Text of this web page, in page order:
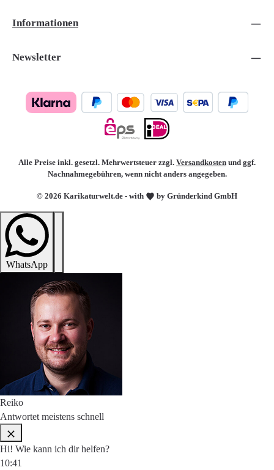
Informationen
Newsletter
© 2026 Karikaturwelt.de - with by Gründerkind GmbH
Alle Preise inkl. gesetzl. Mehrwertsteuer zzgl. Versandkosten und ggf.
Nachnahmegebühren, wenn nicht anders angegeben.
WhatsApp
Reiko
Antwortet meistens schnell
Hi! Wie kann ich dir helfen?
10:41